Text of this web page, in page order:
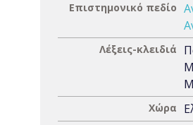
Επιστημονικό πεδίο
Λέξεις-κλειδιά
Χώρα